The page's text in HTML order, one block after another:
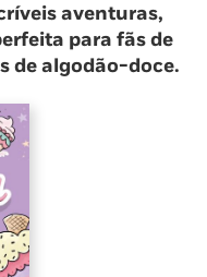
aventuras,
para fãs de
de algodão-doce.